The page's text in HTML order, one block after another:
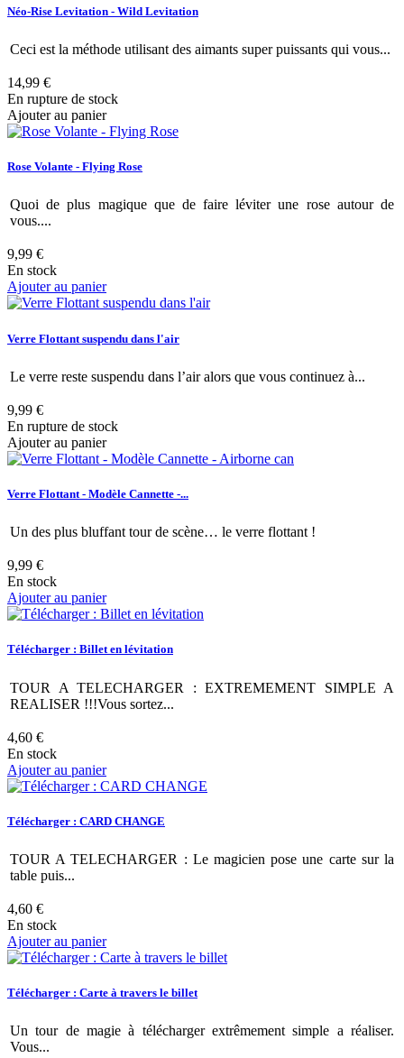
Néo-Rise Levitation - Wild Levitation
Ceci est la méthode utilisant des aimants super puissants qui vous...
14,99 €
En rupture de stock
Ajouter au panier
Rose Volante - Flying Rose
Quoi de plus magique que de faire léviter une rose autour de
vous....
9,99 €
En stock
Ajouter au panier
Verre Flottant suspendu dans l'air
Le verre reste suspendu dans l’air alors que vous continuez à...
9,99 €
En rupture de stock
Ajouter au panier
Verre Flottant - Modèle Cannette -...
Un des plus bluffant tour de scène… le verre flottant !
9,99 €
En stock
Ajouter au panier
Télécharger : Billet en lévitation
TOUR A TELECHARGER : EXTREMEMENT SIMPLE A
REALISER !!!Vous sortez...
4,60 €
En stock
Ajouter au panier
Télécharger : CARD CHANGE
TOUR A TELECHARGER : Le magicien pose une carte sur la
table puis...
4,60 €
En stock
Ajouter au panier
Télécharger : Carte à travers le billet
Un tour de magie à télécharger extrêmement simple a réaliser.
Vous...